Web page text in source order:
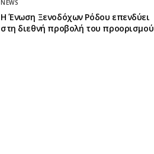
NEWS
Η Ένωση Ξενοδόχων Ρόδου επενδύει
στη διεθνή προβολή του προορισμού